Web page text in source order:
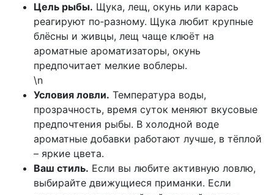
Цель рыбы. Щука, лещ, окунь или карась
реагируют по‑разному. Щука любит крупные
блёсны и живцы, лещ чаще клюёт на
ароматные ароматизаторы, окунь
предпочитает мелкие воблеры.
\n
Условия ловли. Температура воды,
прозрачность, время суток меняют вкусовые
предпочтения рыбы. В холодной воде
ароматные добавки работают лучше, в тёплой
– яркие цвета.
Ваш стиль. Если вы любите активную ловлю,
выбирайте движущиеся приманки. Если